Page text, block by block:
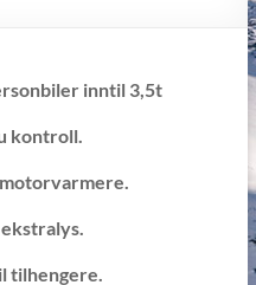
inntil 3,5t
kontroll.
tilhengere.